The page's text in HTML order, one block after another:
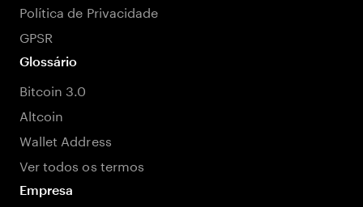
Política de Privacidade
GPSR
Glossário
Bitcoin 3.0
Altcoin
Wallet Address
Ver todos os termos
Empresa